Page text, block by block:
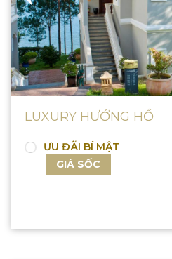
LUXURY HƯỚNG HỒ
ƯU ĐÃI BÍ MẬT
GIÁ SỐC